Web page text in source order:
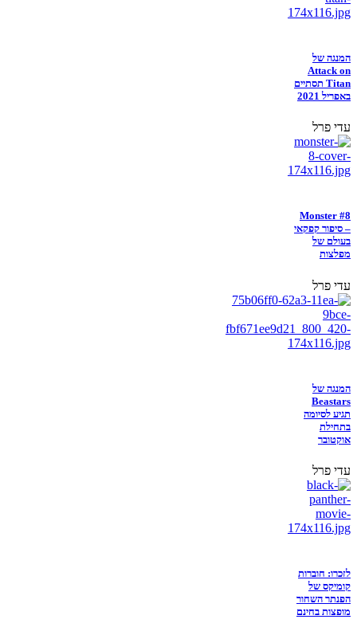
המנגה של
Attack on
Titan תסתיים
באפריל 2021
עדי פרל
Monster #8
– סיפור קפקאי
בעולם של
מפלצות
עדי פרל
המנגה של
Beastars
תגיע לסיומה
בתחילת
אוקטובר
עדי פרל
לזכרו: חוברות
קומיקס של
הפנתר השחור
מופצות בחינם